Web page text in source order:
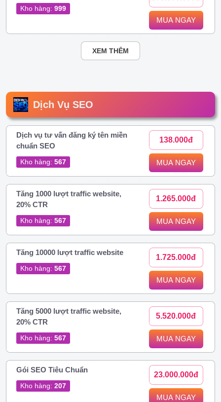
Kho hàng: 999
MUA NGAY
XEM THÊM
Dịch Vụ SEO
Dịch vụ tư vấn đăng ký tên miền
chuẩn SEO
Kho hàng: 567
138.000đ
MUA NGAY
Tăng 1000 lượt traffic website,
20% CTR
Kho hàng: 567
1.265.000đ
MUA NGAY
Tăng 10000 lượt traffic website
Kho hàng: 567
1.725.000đ
MUA NGAY
Tăng 5000 lượt traffic website,
20% CTR
Kho hàng: 567
5.520.000đ
MUA NGAY
Gói SEO Tiêu Chuẩn
Kho hàng: 207
23.000.000đ
MUA NGAY